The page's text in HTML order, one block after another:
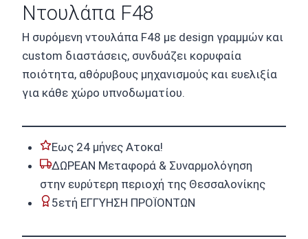
Ντουλάπα F48
Η συρόμενη ντουλάπα F48 με design γραμμών και
custom διαστάσεις, συνδυάζει κορυφαία
ποιότητα, αθόρυβους μηχανισμούς και ευελιξία
για κάθε χώρο υπνοδωματίου.
Εως 24 μήνες Ατοκα!
ΔΩΡΕΑΝ Μεταφορά & Συναρμολόγηση
στην ευρύτερη περιοχή της Θεσσαλονίκης
5ετή ΕΓΓΥΗΣΗ ΠΡΟΪΟΝΤΩΝ